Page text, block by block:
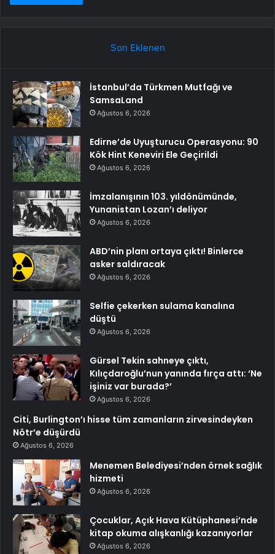
Son Eklenen
İstanbul’da Türkmen Mutfağı ve
SamsaLand
Ağustos 6, 2026
Edirne’de Uyuşturucu Operasyonu: 90
Kök Hint Keneviri Ele Geçirildi
Ağustos 6, 2026
İmzalanışının 103. yıldönümünde,
Yunanistan Lozan’ı deliyor
Ağustos 6, 2026
ABD’nin planı ortaya çıktı! Binlerce
asker saldıracak
Ağustos 6, 2026
Selfie çekerken sulama kanalına
düştü
Ağustos 6, 2026
Gürsel Tekin sahneye çıktı,
Kılıçdaroğlu’nun yanında fırça attı: ‘Ne
işiniz var burada?’
Ağustos 6, 2026
Citi, Burlington’ı hisse tüm zamanların zirvesindeyken
Nötr’e düşürdü
Ağustos 6, 2026
Menemen Belediyesi’nden örnek sağlık
hizmeti
Ağustos 6, 2026
Çocuklar, Açık Hava Kütüphanesi’nde
kitap okuma alışkanlığı kazanıyorlar
Ağustos 6, 2026